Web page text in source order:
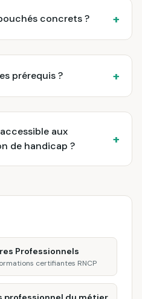
concrets ? +
prérequis ? +
aux
de handicap ?
+
Professionnels
certifiantes RNCP